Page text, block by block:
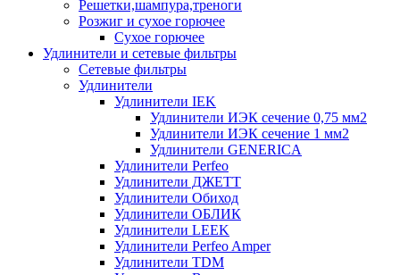
Решетки,шампура,треноги
Розжиг и сухое горючее
Сухое горючее
Удлинители и сетевые фильтры
Сетевые фильтры
Удлинители
Удлинители IEK
Удлинители ИЭК сечение 0,75 мм2
Удлинители ИЭК сечение 1 мм2
Удлинители GENERICA
Удлинители Perfeo
Удлинители ДЖЕТТ
Удлинители Обиход
Удлинители ОБЛИК
Удлинители LEEK
Удлинители Perfeo Amper
Удлинители TDM